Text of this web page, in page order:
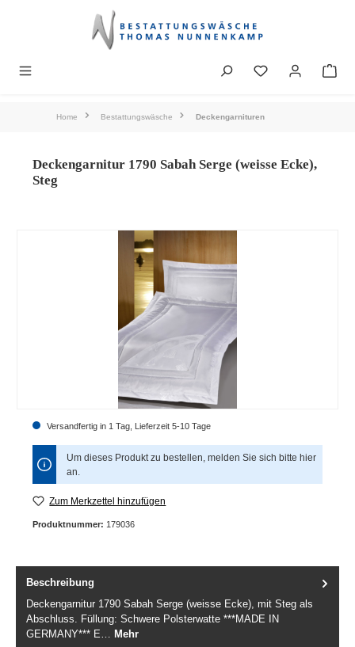
Home Bestattungswäsche Deckengarnituren
Deckengarnitur 1790 Sabah Serge (weisse Ecke),
Steg
Versandfertig in 1 Tag, Lieferzeit 5-10 Tage
Um dieses Produkt zu bestellen, melden Sie sich bittehier
an.
Zum Merkzettel hinzufügen
Produktnummer: 179036
Beschreibung
Deckengarnitur 1790 Sabah Serge (weisse Ecke), mit Steg als
Abschluss. Füllung: Schwere Polsterwatte ***MADE IN
GERMANY*** E…
Mehr